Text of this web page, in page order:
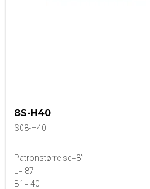
8S-H40
S08-H40
Patronstørrelse=8”
L= 87
B1= 40